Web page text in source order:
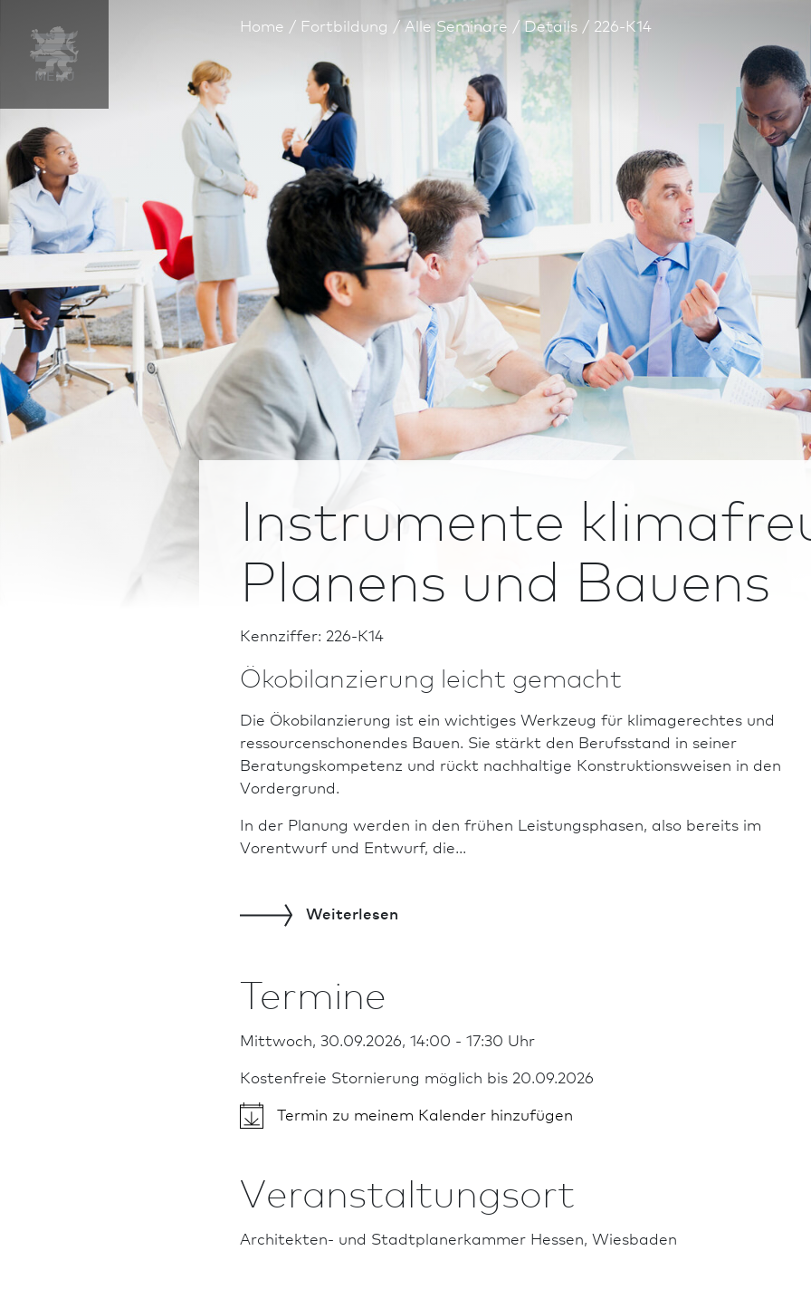
Home Fortbildung Alle Seminare Details 226-K14
Instrumente
Planens und Bauens
Kennziffer: 226-K14
Ökobilanzierung leicht gemacht
Die Ökobilanzierung ist ein wichtiges Werkzeug für klimage­rech­tes und
ressourcenschonendes Bauen. Sie stärkt den Berufs­stand in seiner
Beratungskompetenz und rückt nach­haltige Konstruktionsweisen in den
Vordergrund.
In der Planung werden in den frühen Leistungsphasen, also bereits im
Vorentwurf und Entwurf, die...
Weiterlesen
Termine
Mittwoch, 30.09.2026, 14:00 - 17:30 Uhr
Kostenfreie Stornierung möglich bis 20.09.2026
Termin zu meinem Kalender hinzufügen
Veranstaltungsort
Architekten- und Stadt­planer­kammer Hessen, Wies­ba­den